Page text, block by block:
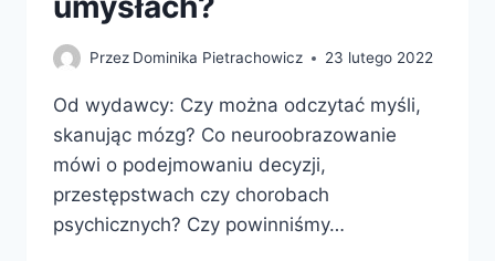
Przez Dominika Pietrachowicz 23 lutego 2022
Od wydawcy: Czy można odczytać myśli,
skanując mózg? Co neuroobrazowanie
mówi o podejmowaniu decyzji,
przestępstwach czy chorobach
psychicznych? Czy powinniśmy…